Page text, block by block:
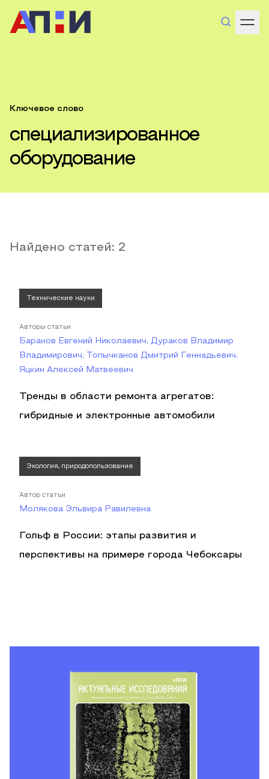
Ключевое слово
специализированное
оборудование
Найдено статей: 2
Технические науки
Авторы статьи
Баранов Евгений Николаевич, Дураков Владимир
Владимирович, Топычканов Дмитрий Геннадьевич,
Яцкин Алексей Матвеевич
Тренды в области ремонта агрегатов:
гибридные и электронные автомобили
Экология, природопользование
Автор статьи
Молякова Эльвира Равилевна
Гольф в России: этапы развития и
перспективы на примере города Чебоксары